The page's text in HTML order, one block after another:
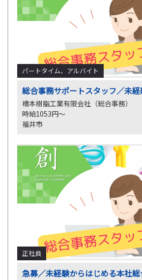
パートタイム、アルバイト
総合事務サポートスタッフ／未
橋本樹脂工業有限会社（総合事務）
時給1053円～
福井市
正社員
急募／未経験からはじめる本社